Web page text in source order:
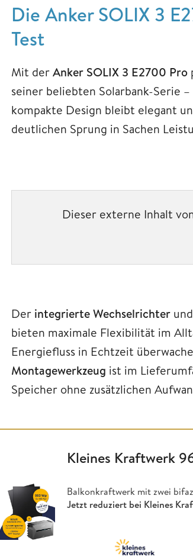
Die Anker SOLIX 3
Test
Mit derAnker SOLIX 3 E2700 Pro
seiner beliebten Solarbank-Serie
kompakte Design bleibt elegant
deutlichen Sprung in Sachen
Dieser externe Inhalt
Der integrierte Wechselrichter
bieten maximale Flexibilität im
Energiefluss in Echtzeit
Montagewerkzeug ist im
Speicher ohne zusätzlichen
Kleines Kraftwerk
Balkonkraftwerk mit zwei
Jetzt reduziert bei Kleines